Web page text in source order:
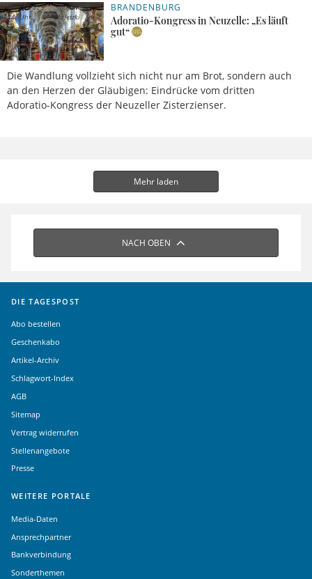
BRANDENBURG
Adoratio-Kongress in Neuzelle: „Es läuft
gut“
Die Wandlung vollzieht sich nicht nur am Brot, sondern auch
an den Herzen der Gläubigen: Eindrücke vom dritten
Adoratio-Kongress der Neuzeller Zisterzienser.
09.08.2025,
14 Uhr
Maja
Maletzki
Mehr laden
NACH OBEN
DIE TAGESPOST
Abo bestellen
Geschenkabo
Artikel-Archiv
Schlagwort-Index
AGB
Sitemap
Vertrag widerrufen
Stellenangebote
Presse
WEITERE PORTALE
Media-Daten
Ansprechpartner
Bankverbindung
Sonderthemen